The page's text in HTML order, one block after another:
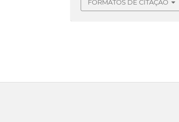
FORMATOS DE CITAÇÃO